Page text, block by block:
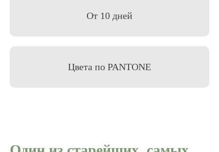
От 10 дней
Цвета по PANTONE